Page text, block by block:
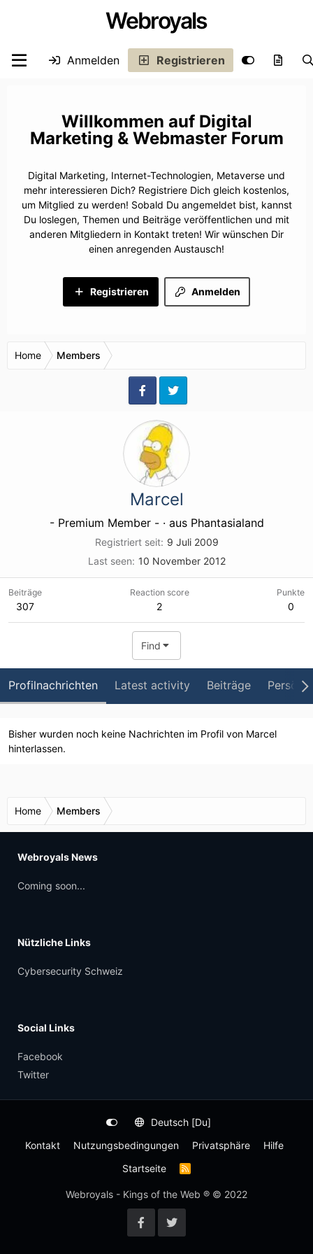
Webroyals
Anmelden Registrieren
Digital
Marketing & Webmaster Forum
Digital Marketing, Internet-Technologien, Metaverse und
mehr interessieren Dich? Registriere Dich gleich kostenlos,
um Mitglied zu werden! Sobald Du angemeldet bist, kannst
Du loslegen, Themen und Beiträge veröffentlichen und mit
anderen Mitgliedern in Kontakt treten! Wir wünschen Dir
einen anregenden Austausch!
Anmelden
Registrieren
Home Members
Marcel
- Premium Member - · aus Phantasialand
Registriert seit
9 Juli 2009
Last seen
10 November 2012
Beiträge
307
Reaction score
2
Punkte
0
Find
Profilnachrichten Latest activity Beiträge
Bisher wurden noch keine Nachrichten im Profil von Marcel
hinterlassen.
Home Members
Webroyals News
Coming soon...
Nützliche Links
Cybersecurity Schweiz
Social Links
Facebook
Twitter
Deutsch [Du]
Kontakt
Nutzungsbedingungen Privatsphäre
Hilfe
Startseite
R
S
Webroyals - Kings of the Web ® © 2022